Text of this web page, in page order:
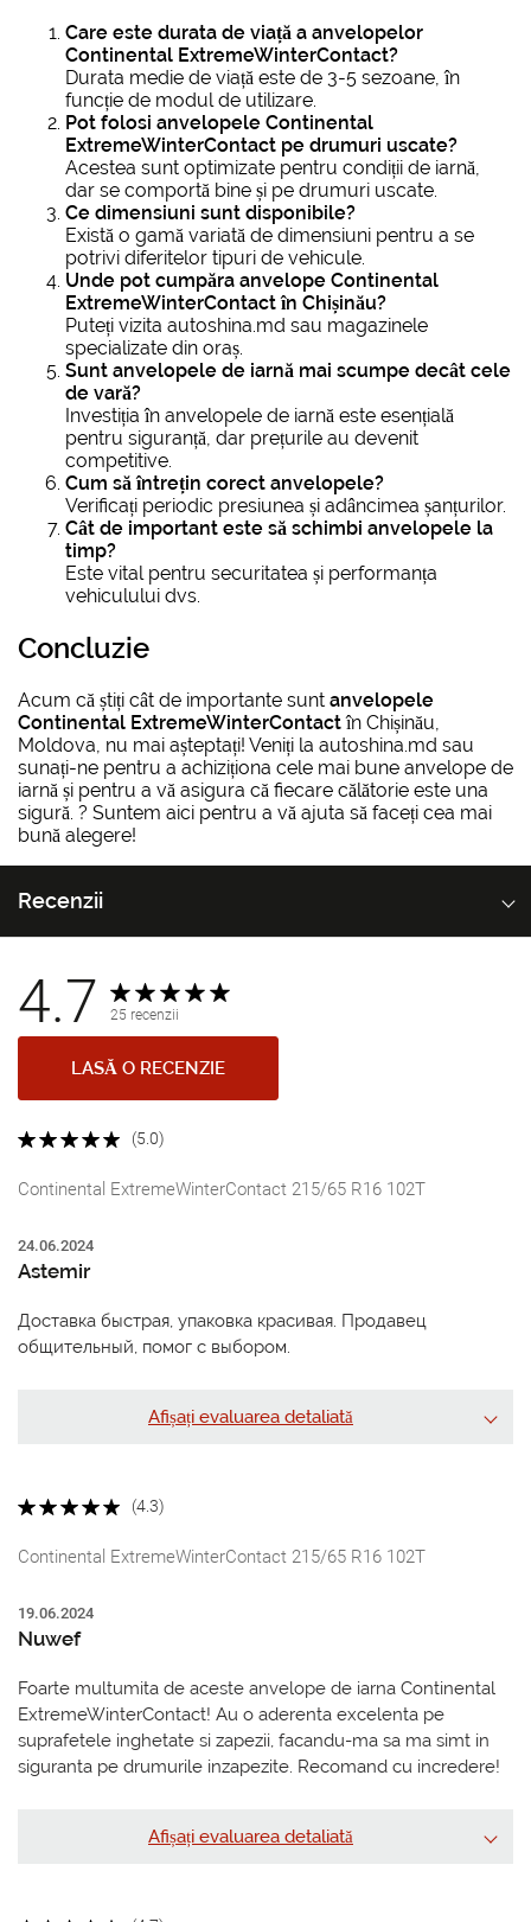
Care este durata de viață a anvelopelor
Continental ExtremeWinterContact?
Durata medie de viață este de 3-5 sezoane, în
funcție de modul de utilizare.
Pot folosi anvelopele Continental
ExtremeWinterContact pe drumuri uscate?
Acestea sunt optimizate pentru condiții de iarnă,
dar se comportă bine și pe drumuri uscate.
Ce dimensiuni sunt disponibile?
Există o gamă variată de dimensiuni pentru a se
potrivi diferitelor tipuri de vehicule.
Unde pot cumpăra anvelope Continental
ExtremeWinterContactîn Chișinău?
Puteți vizita autoshina.md sau magazinele
specializate din oraș.
Sunt anvelopele de iarnă mai scumpe decât cele
de vară?
Investiția în anvelopele de iarnă este esențială
pentru siguranță, dar prețurile au devenit
competitive.
Cum să întrețin corect anvelopele?
Verificați periodic presiunea și adâncimea șanțurilor.
Cât de important este să schimbi anvelopele la
timp?
Este vital pentru securitatea și performanța
vehiculului dvs.
Concluzie
Acum că știți cât de importante sunt anvelopele
Continental ExtremeWinterContactîn Chișinău,
Moldova, nu mai așteptați! Veniți la autoshina.md sau
sunați-ne pentru a achiziționa cele mai bune anvelope de
iarnă și pentru a vă asigura că fiecare călătorie este una
sigură. ? Suntem aici pentru a vă ajuta să faceți cea mai
bună alegere!
Recenzii
4.7 25 recenzii
LASĂ O RECENZIE
(5.0)
Continental ExtremeWinterContact 215/65 R16 102T
24.06.2024
Astemir
Доставка быстрая, упаковка красивая. Продавец
общительный, помог с выбором.
Afișați evaluarea detaliată
(4.3)
Continental ExtremeWinterContact 215/65 R16 102T
19.06.2024
Nuwef
Foarte multumita de aceste anvelope de iarna Continental
ExtremeWinterContact! Au o aderenta excelenta pe
suprafetele inghetate si zapezii, facandu-ma sa ma simt in
siguranta pe drumurile inzapezite. Recomand cu incredere!
Afișați evaluarea detaliată